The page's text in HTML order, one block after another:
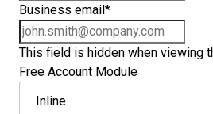
Business email *
This field is hidden when viewing
Free Account Module